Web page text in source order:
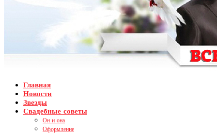
Главная
Новости
Звезды
Свадебные советы
Он и она
Оформление